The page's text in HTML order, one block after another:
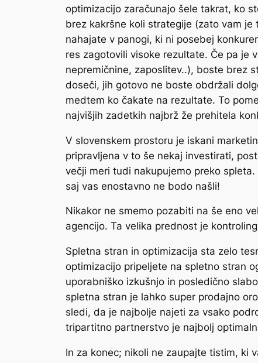
optimizacijo zaračunajo šele takrat, ko
brez kakršne koli strategije (zato vam
nahajate v panogi, ki ni posebej
res zagotovili visoke rezultate. Če pa je
nepremičnine, zaposlitev..), boste brez
doseči, jih gotovo ne boste obdržali
medtem ko čakate na rezultate. To
najvišjih zadetkih najbrž že prehitela
V slovenskem prostoru je iskani
pripravljena v to še nekaj investirati,
večji meri tudi nakupujemo preko
saj vas enostavno ne bodo našli!
Nikakor ne smemo pozabiti na še eno
agencijo. Ta velika prednost je
Spletna stran in optimizacija sta zelo
optimizacijo pripeljete na spletno stran
uporabniško izkušnjo in posledično
spletna stran je lahko super prodajno
sledi, da je najbolje najeti za vsako
tripartitno partnerstvo je najbolj
In za konec; nikoli ne zaupajte tistim, ki